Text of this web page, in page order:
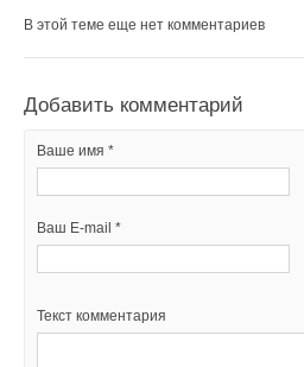
В этой теме еще нет комментариев
Добавить комментарий
Ваше имя *
Ваш E-mail *
Текст комментария